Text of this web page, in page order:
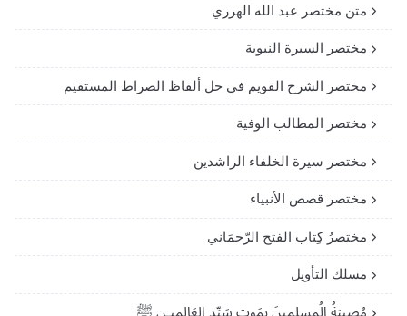
متن مختصر عبد الله الهرري
مختصر السيرة النبوية
مختصر الشرح القويم في حل ألفاظ الصراط المستقيم
مختصر المطالب الوفية
مختصر سيرة الخلفاء الراشدين
مختصر قصص الأنبياء
مختصرُ كِتاب الفتح الرّحمَاني
مسلك التأويل
مُصِيبَةُ الُمسلِمينَ بِمَوتِ سَيِّدِ العَالميـن ﷺ